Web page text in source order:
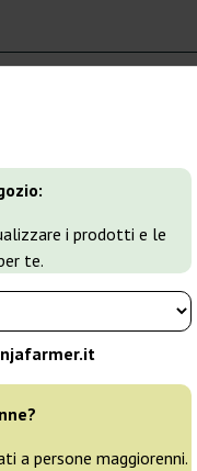
i prodotti e le
te.
a persone maggiorenni.
Kc Brains
semi